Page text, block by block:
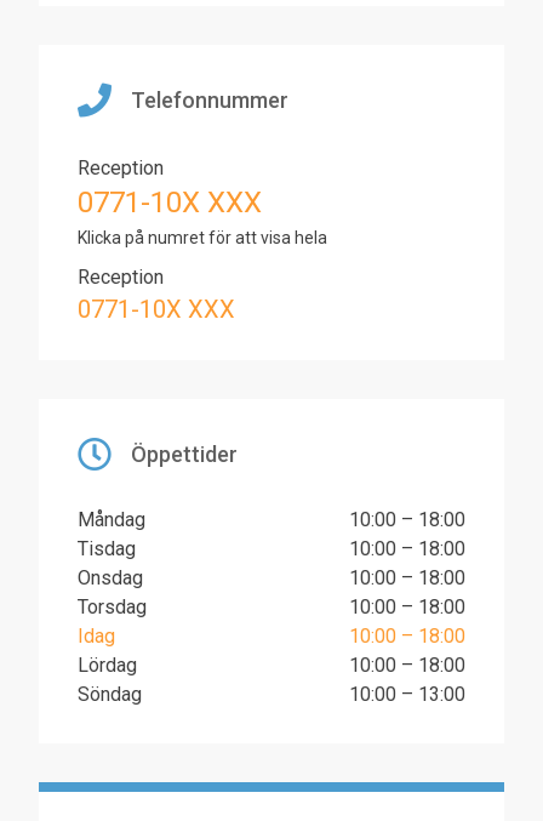
Telefonnummer
Reception
0771-10X XXX
Klicka på numret för att visa hela
Reception
0771-10X XXX
Öppettider
Måndag
10:00 – 18:00
Tisdag
10:00 – 18:00
Onsdag
10:00 – 18:00
Torsdag
10:00 – 18:00
Idag
10:00 – 18:00
Lördag
10:00 – 18:00
Söndag
10:00 – 13:00